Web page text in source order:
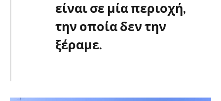
είναι σε μία περιοχή,
την οποία δεν την
ξέραμε.